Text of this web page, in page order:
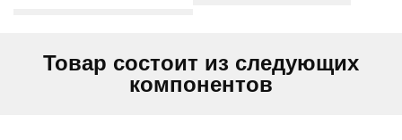
Товар состоит из следующих
компонентов